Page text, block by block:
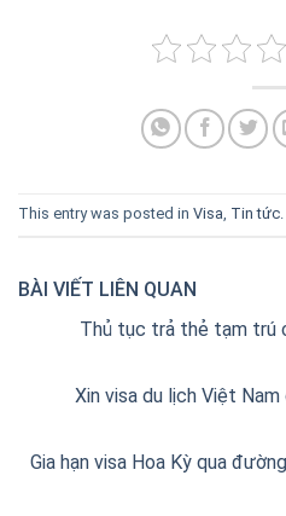
This entry was posted in Visa, Tin tức
BÀI VIẾT LIÊN QUAN
Thủ tục trả thẻ tạm trú
Xin visa du lịch Việt
Gia hạn visa Hoa Kỳ qua